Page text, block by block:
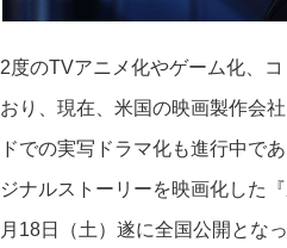
2度のTVアニメ化やゲーム化、
おり、現在、米国の映画製作会
ドでの実写ドラマ化も進行中で
ジナルストーリーを映画化した
月18日（土）遂に全国公開となっ